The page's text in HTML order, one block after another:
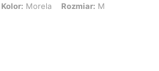
Rozmiar: M
Kolor: Morela Rozmiar: M